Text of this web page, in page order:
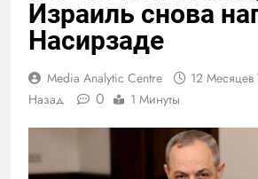
Израиль снова
Насирзаде
Media Analytic Centre
12 Месяцев
Назад
0 1 Минуты